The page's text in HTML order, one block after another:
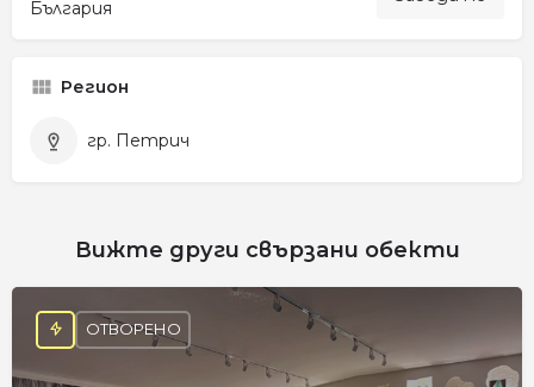
България
Регион
гр. Петрич
Вижте други свързани обекти
ОТВОРЕНО